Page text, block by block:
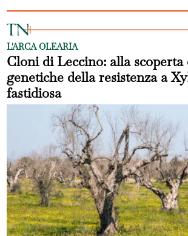
L'ARCA OLEARIA
Cloni di Leccino: alla scoperta
genetiche della resistenza a
fastidiosa